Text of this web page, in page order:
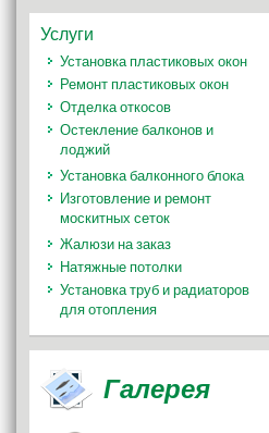
Услуги
Установка пластиковых окон
Ремонт пластиковых окон
Отделка откосов
Остекление балконов и
лоджий
Установка балконного блока
Изготовление и ремонт
москитных сеток
Жалюзи на заказ
Натяжные потолки
Установка труб и радиаторов
для отопления
Галерея